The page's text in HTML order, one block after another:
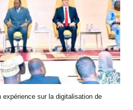
expérience sur la digitalisation de